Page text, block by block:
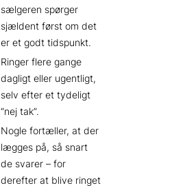
sælgeren spørger
sjældent først om det
er et godt tidspunkt.
Ringer flere gange
dagligt eller ugentligt,
selv efter et tydeligt
“nej tak”.
Nogle fortæller, at der
lægges på, så snart
de svarer – for
derefter at blive ringet